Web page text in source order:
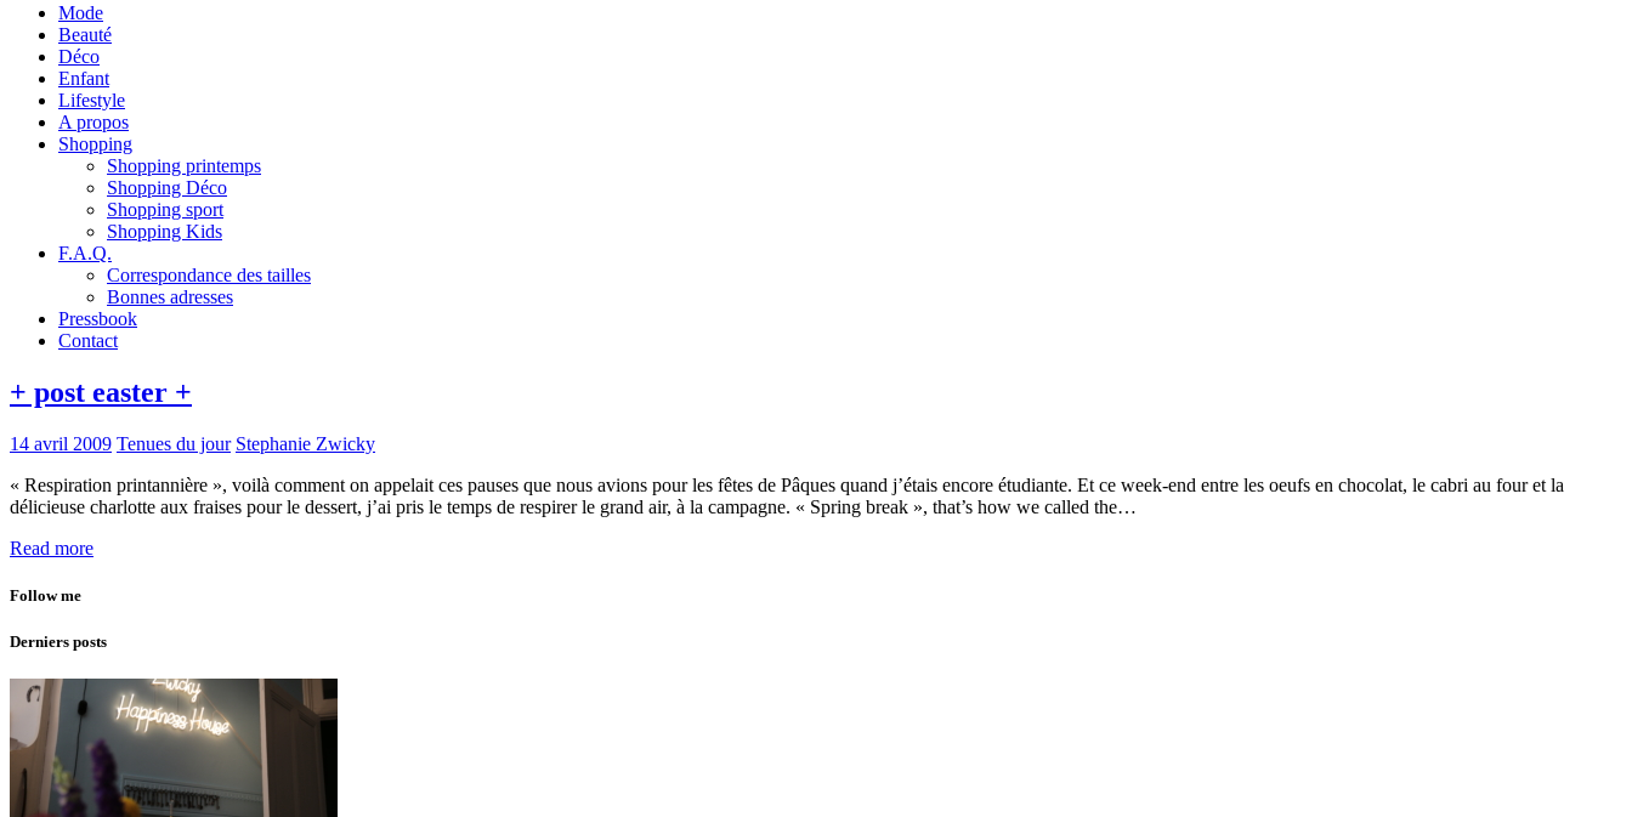
Mode
Beauté
Déco
Enfant
Lifestyle
A propos
Shopping
Shopping printemps
Shopping Déco
Shopping sport
Shopping Kids
F.A.Q.
Correspondance des tailles
Bonnes adresses
Pressbook
Contact
+ post easter +
14 avril 2009 Tenues du jour Stephanie Zwicky
« Respiration printannière », voilà comment on appelait ces pauses que nous avions pour les fêtes de Pâques quand j’étais encore étudiante. Et ce week-end entre les oeufs en chocolat, le cabri au four et la
délicieuse charlotte aux fraises pour le dessert, j’ai pris le temps de respirer le grand air, à la campagne. « Spring break », that’s how we called the…
Read more
Follow me
Derniers posts